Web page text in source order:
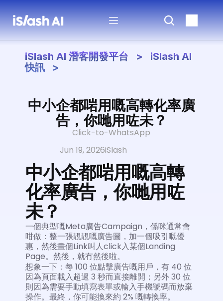
iSlash AI 潛客開發平台   >   iSlash AI
快訊   >
中小企都啱用嘅高轉化率廣
告，你哋用咗未？
Click-to-WhatsApp
Jun 19, 2026iSlash
中小企都啱用嘅高轉
化率廣告，你哋用咗
未？
一個典型嘅Meta廣告Campaign，係咪通常會
咁做：整一張靚靚嘅廣告圖，加一個吸引嘅優
惠，然後畫個Link叫人click入某個Landing
Page。然後，就冇然後啦。
想象一下：每 100 位點擊廣告嘅用戶，有 40 位
因為頁面載入超過 3 秒而直接離開；另外 30 位
則因為需要手動填寫表單或輸入手機號碼而放棄
操作。最終，你可能換來約 2% 嘅轉換率。